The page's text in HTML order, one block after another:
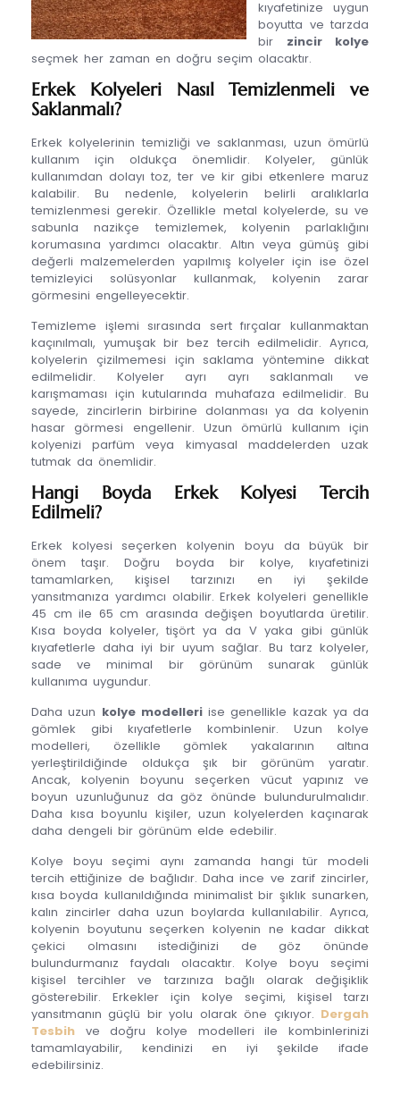
kıyafetinize uygun
boyutta ve tarzda
bir zincir kolye
seçmek her zaman en doğru seçim olacaktır.
Erkek Kolyeleri Nasıl Temizlenmeli ve
Saklanmalı?
Erkek kolyelerinin temizliği ve saklanması, uzun ömürlü
kullanım için oldukça önemlidir. Kolyeler, günlük
kullanımdan dolayı toz, ter ve kir gibi etkenlere maruz
kalabilir. Bu nedenle, kolyelerin belirli aralıklarla
temizlenmesi gerekir. Özellikle metal kolyelerde, su ve
sabunla nazikçe temizlemek, kolyenin parlaklığını
korumasına yardımcı olacaktır. Altın veya gümüş gibi
değerli malzemelerden yapılmış kolyeler için ise özel
temizleyici solüsyonlar kullanmak, kolyenin zarar
görmesini engelleyecektir.
Temizleme işlemi sırasında sert fırçalar kullanmaktan
kaçınılmalı, yumuşak bir bez tercih edilmelidir. Ayrıca,
kolyelerin çizilmemesi için saklama yöntemine dikkat
edilmelidir. Kolyeler ayrı ayrı saklanmalı ve
karışmaması için kutularında muhafaza edilmelidir. Bu
sayede, zincirlerin birbirine dolanması ya da kolyenin
hasar görmesi engellenir. Uzun ömürlü kullanım için
kolyenizi parfüm veya kimyasal maddelerden uzak
tutmak da önemlidir.
Hangi Boyda Erkek Kolyesi Tercih
Edilmeli?
Erkek kolyesi seçerken kolyenin boyu da büyük bir
önem taşır. Doğru boyda bir kolye, kıyafetinizi
tamamlarken, kişisel tarzınızı en iyi şekilde
yansıtmanıza yardımcı olabilir. Erkek kolyeleri genellikle
45 cm ile 65 cm arasında değişen boyutlarda üretilir.
Kısa boyda kolyeler, tişört ya da V yaka gibi günlük
kıyafetlerle daha iyi bir uyum sağlar. Bu tarz kolyeler,
sade ve minimal bir görünüm sunarak günlük
kullanıma uygundur.
Daha uzun kolye modelleriise genellikle kazak ya da
gömlek gibi kıyafetlerle kombinlenir. Uzun kolye
modelleri, özellikle gömlek yakalarının altına
yerleştirildiğinde oldukça şık bir görünüm yaratır.
Ancak, kolyenin boyunu seçerken vücut yapınız ve
boyun uzunluğunuz da göz önünde bulundurulmalıdır.
Daha kısa boyunlu kişiler, uzun kolyelerden kaçınarak
daha dengeli bir görünüm elde edebilir.
Kolye boyu seçimi aynı zamanda hangi tür modeli
tercih ettiğinize de bağlıdır. Daha ince ve zarif zincirler,
kısa boyda kullanıldığında minimalist bir şıklık sunarken,
kalın zincirler daha uzun boylarda kullanılabilir. Ayrıca,
kolyenin boyutunu seçerken kolyenin ne kadar dikkat
çekici olmasını istediğinizi de göz önünde
bulundurmanız faydalı olacaktır. Kolye boyu seçimi
kişisel tercihler ve tarzınıza bağlı olarak değişiklik
gösterebilir. Erkekler için kolye seçimi, kişisel tarzı
yansıtmanın güçlü bir yolu olarak öne çıkıyor. Dergah
Tesbih ve doğru kolye modelleri ile kombinlerinizi
tamamlayabilir, kendinizi en iyi şekilde ifade
edebilirsiniz.